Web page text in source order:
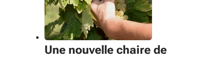
Une nouvelle chaire de